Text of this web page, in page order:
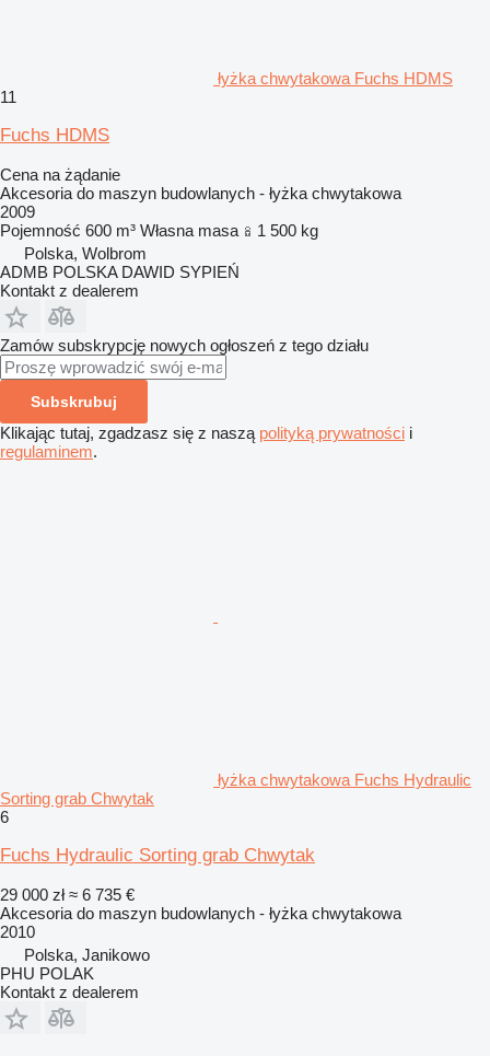
łyżka chwytakowa Fuchs HDMS
11
Fuchs HDMS
Cena na żądanie
Akcesoria do maszyn budowlanych - łyżka chwytakowa
2009
Pojemność 600 m³ Własna masa
1 500 kg
Polska, Wolbrom
ADMB POLSKA DAWID SYPIEŃ
Kontakt z dealerem
Zamów subskrypcję nowych ogłoszeń z tego działu
Subskrubuj
Klikając tutaj, zgadzasz się z naszą polityką prywatności i
regulaminem.
łyżka chwytakowa Fuchs Hydraulic
Sorting grab Chwytak
6
Fuchs Hydraulic Sorting grab Chwytak
29 000 zł ≈ 6 735 €
Akcesoria do maszyn budowlanych - łyżka chwytakowa
2010
Polska, Janikowo
PHU POLAK
Kontakt z dealerem